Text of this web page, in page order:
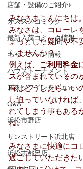
店舗・設備のご紹介♪
オススメコミック
最新入荷コミック情報
キャンペーン情報
ハウストーナメント
スタッフインタビュー
Q&A
浜松市野店
サンストリート浜北店
浜松志都呂店
みなさまこんにちは。
みなさは、コローレ
ょっとした疑問や不
りませんか？
例えば、ご利用料金
スが含まれているの
時はどうしたらいい
し迫っていなければ
れてしまう事もある
ね。
みなさまに快適にコ
過ごしていただきた